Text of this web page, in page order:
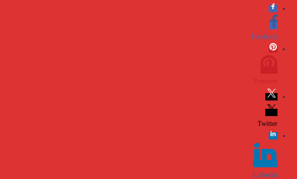
Facebook
Twitter
Linkedin